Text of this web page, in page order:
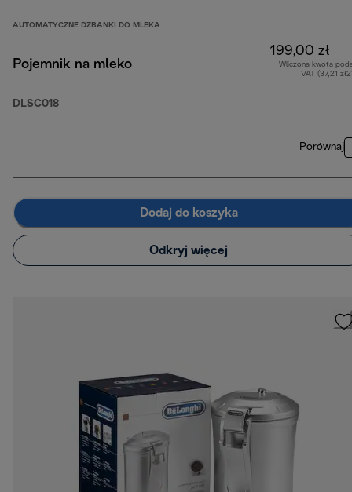
AUTOMATYCZNE DZBANKI DO MLEKA
Pojemnik na mleko
DLSC018
199,00 zł
Wliczona kwota
VAT (37,21
Porównaj
Dodaj do koszyka
Odkryj więcej